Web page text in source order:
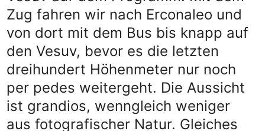
Zug fahren wir nach Erconaleo und
von dort mit dem Bus bis knapp auf
den Vesuv, bevor es die letzten
dreihundert Höhenmeter nur noch
per pedes weitergeht. Die Aussicht
ist grandios, wenngleich weniger
aus fotografischer Natur. Gleiches